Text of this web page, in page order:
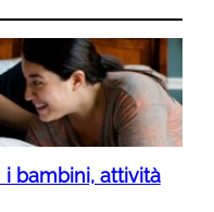
bambini, attività